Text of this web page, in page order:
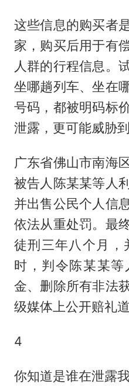
这些信息的购买者
家，购买后用于有
人群的行程信息。
坐哪趟列车、坐在
号码，都被明码标
泄露，更可能威胁
广东省佛山市南海
被告人陈某某等人
并出售公民个人信
依法从重处罚。最
徒刑三年八个月，
时，判令陈某某
金、删除所有非法
级媒体上公开赔礼道
4
你知道是谁在泄露